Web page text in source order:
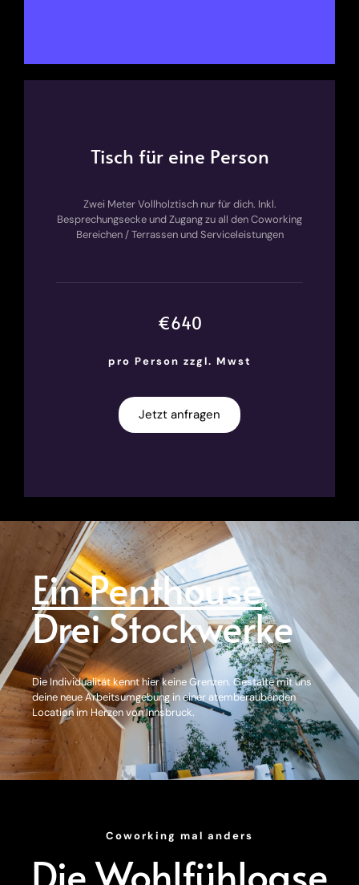
Tisch für eine Person
Zwei Meter Vollholztisch nur für dich. Inkl.
Besprechungsecke und Zugang zu all den Coworking
Bereichen / Terrassen und Serviceleistungen
€640
pro Person zzgl. Mwst
Jetzt anfragen
Ein Penthouse
Drei Stockwerke
Die Individualität kennt hier keine Grenzen. Gestalte mit uns
deine neue Arbeitsumgebung in einer atemberaubenden
Location im Herzen von Innsbruck.
Coworking mal anders
Die Wohlfühloase